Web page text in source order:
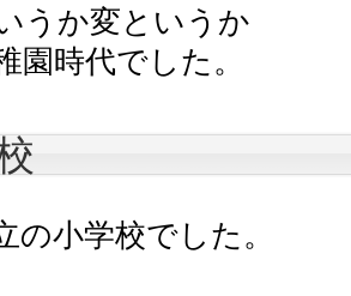
うか変というか
園時代でした。
の小学校でした。